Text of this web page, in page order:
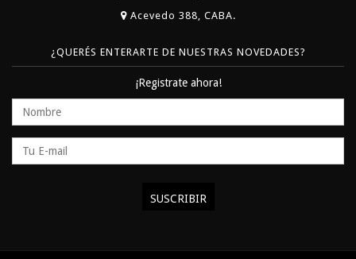
Acevedo 388, CABA.
¿QUERÉS ENTERARTE DE NUESTRAS NOVEDADES?
¡Registrate ahora!